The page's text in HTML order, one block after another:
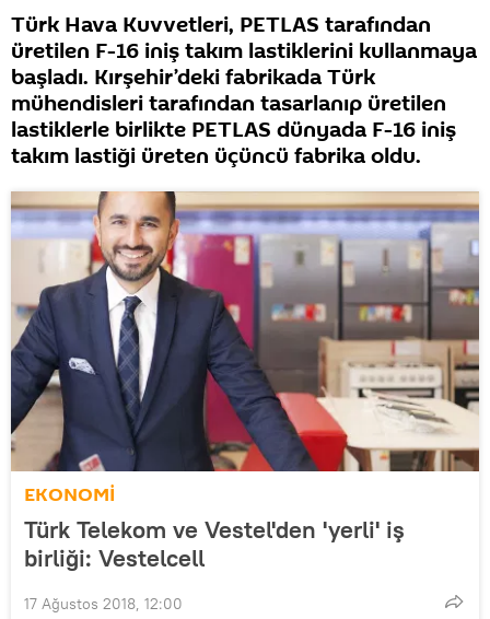
Türk Hava Kuvvetleri, PETLAS tarafından
üretilen F-16 iniş takım lastiklerini kullanmaya
başladı. Kırşehir’deki fabrikada Türk
mühendisleri tarafından tasarlanıp üretilen
lastiklerle birlikte PETLAS dünyada F-16 iniş
takım lastiği üreten üçüncü fabrika oldu.
EKONOMİ
Türk Telekom ve Vestel'den 'yerli' iş
birliği: Vestelcell
17 Ağustos 2018, 12:00